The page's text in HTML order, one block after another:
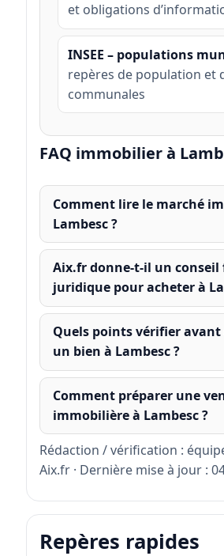
et obligations
INSEE – populations
repères de population et
communales
FAQ immobilier à
Comment lire le marché
Lambesc ?
Aix.fr donne-t-il un conseil
juridique pour acheter à
Quels points vérifier avant
un bien à Lambesc ?
Comment préparer une
immobilière à Lambesc ?
Rédaction / vérification :
Aix.fr · Dernière mise à jour :
Repères rapides